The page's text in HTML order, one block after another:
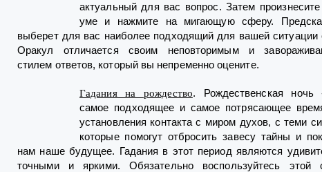
актуальный для вас вопрос. Затем
уме и нажмите на мигающую сферу.
выберет для вас наиболее подходящий для вашей ситуации
Оракул отличается своим неповторимым и
стилем ответов, который вы непременно оцените.
Гадания на рождество. Рождественская ночь
самое подходящее и самое потрясающее
установления контакта с миром духов, с теми
которые помогут отбросить завесу тайны и
нам наше будущее. Гадания в этот период являются
точными и яркими. Обязательно воспользуйтесь этой